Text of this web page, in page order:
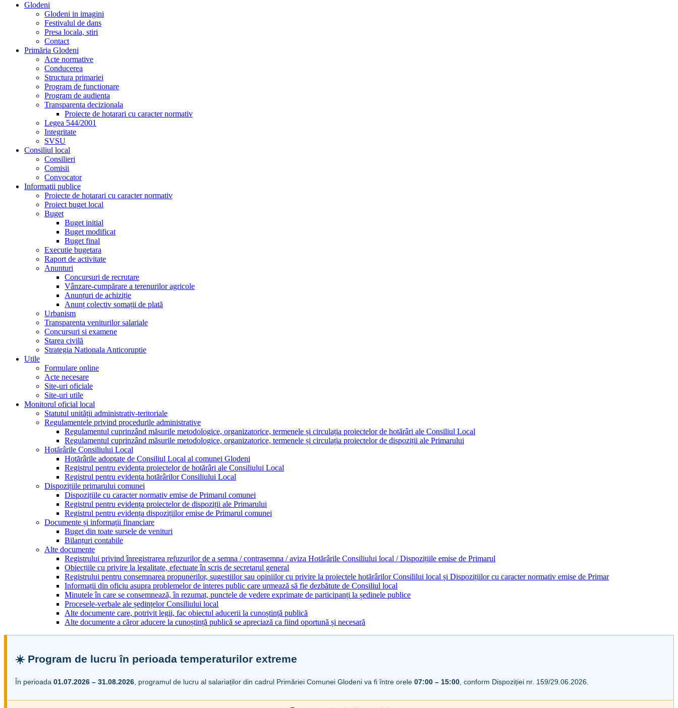
Glodeni
Glodeni in imagini
Festivalul de dans
Presa locala, stiri
Contact
Primăria Glodeni
Acte normative
Conducerea
Structura primariei
Program de functionare
Program de audienta
Transparenta decizionala
Proiecte de hotarari cu caracter normativ
Legea 544/2001
Integritate
SVSU
Consiliul local
Consilieri
Comisii
Convocator
Informatii publice
Proiecte de hotarari cu caracter normativ
Proiect buget local
Buget
Buget initial
Buget modificat
Buget final
Executie bugetara
Raport de activitate
Anunturi
Concursuri de recrutare
Vânzare-cumpărare a terenurilor agricole
Anunțuri de achiziție
Anunț colectiv somații de plată
Urbanism
Transparenta veniturilor salariale
Concursuri si examene
Starea civilă
Strategia Nationala Anticoruptie
Utile
Formulare online
Acte necesare
Site-uri oficiale
Site-uri utile
Monitorul oficial local
Statutul unității administrativ-teritoriale
Regulamentele privind procedurile administrative
Regulamentul cuprinzând măsurile metodologice, organizatorice, termenele și circulația proiectelor de hotărâri ale Consiliul Local
Regulamentul cuprinzând măsurile metodologice, organizatorice, termenele și circulația proiectelor de dispoziții ale Primarului
Hotărârile Consiliului Local
Hotărârile adoptate de Consiliul Local al comunei Glodeni
Registrul pentru evidența proiectelor de hotărâri ale Consiliului Local
Registrul pentru evidența hotărârilor Consiliului Local
Dispozițiile primarului comunei
Dispozițiile cu caracter normativ emise de Primarul comunei
Registrul pentru evidența proiectelor de dispoziții ale Primarului
Registrul pentru evidența dispozițiilor emise de Primarul comunei
Documente și informații financiare
Buget din toate sursele de venituri
Bilanțuri contabile
Alte documente
Registrului privind înregistrarea refuzurilor de a semna / contrasemna / aviza Hotărârile Consiliului local / Dispozițiile emise de Primarul
Obiecțiile cu privire la legalitate, efectuate în scris de secretarul general
Registrului pentru consemnarea propunerilor, sugestiilor sau opiniilor cu privire la proiectele hotărârilor Consililui local și Dispozițiilor cu caracter normativ emise de Primar
Informații din oficiu asupra problemelor de interes public care urmează să fie dezbătute de Consiliul local
Minutele în care se consemnează, în rezumat, punctele de vedere exprimate de participanți la ședinele publice
Procesele-verbale ale ședințelor Consiliului local
Alte documente care, potrivit legii, fac obiectul aducerii la cunoștință publică
Alte documente a căror aducere la cunoștință publică se apreciază ca fiind oportună și necesară
☀️ Program de lucru în perioada temperaturilor extreme
În perioada 01.07.2026 – 31.08.2026 , programul de lucru al salariaților din cadrul Primăriei Comunei Glodeni va fi între orele 07:00 – 15:00 , conform Dispoziției nr. 159/29.06.2026.